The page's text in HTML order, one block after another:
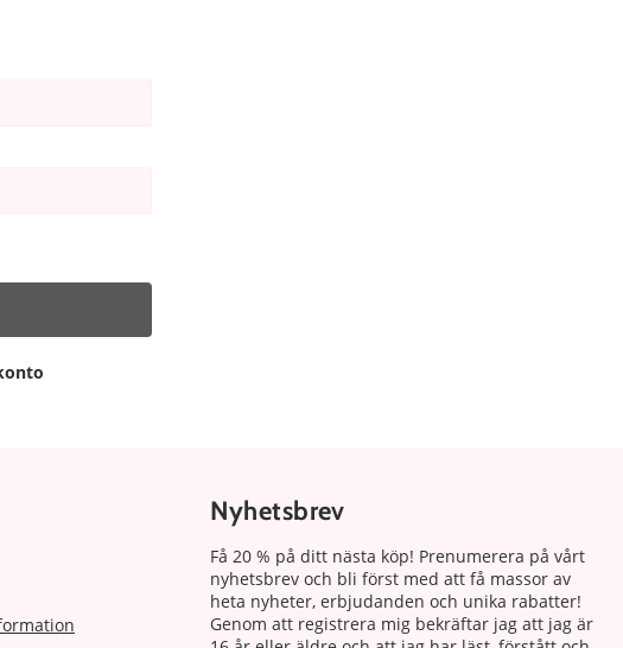
Nyhetsbrev
Få 20 % på ditt nästa köp! Prenumerera på vårt
nyhetsbrev och bli först med att få massor av
heta nyheter, erbjudanden och unika rabatter!
Genom att registrera mig bekräftar jag att jag är